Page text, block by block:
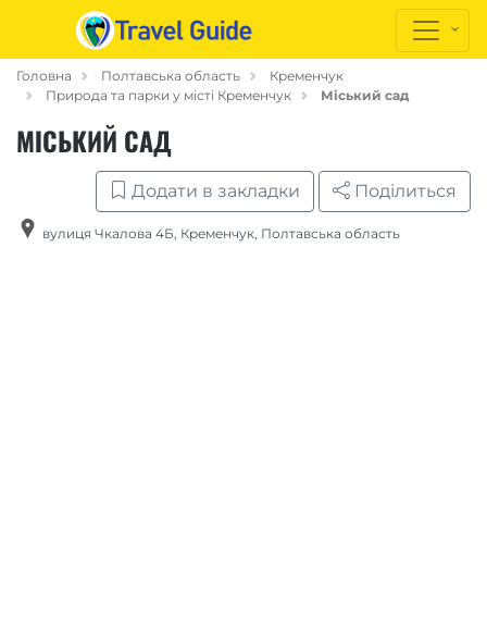
Головна Полтавська область
Кременчук
Природа та парки у місті Кременчук
Міський сад
МІСЬКИЙ САД
Додати в закладки Поділиться
вулиця Чкалова 4Б, Кременчук, Полтавська область